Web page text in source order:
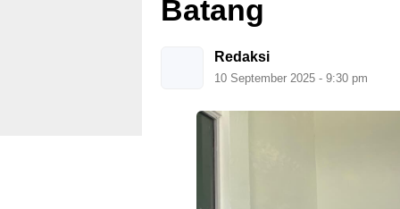
Batang
Redaksi
10 September 2025 - 9:30 pm